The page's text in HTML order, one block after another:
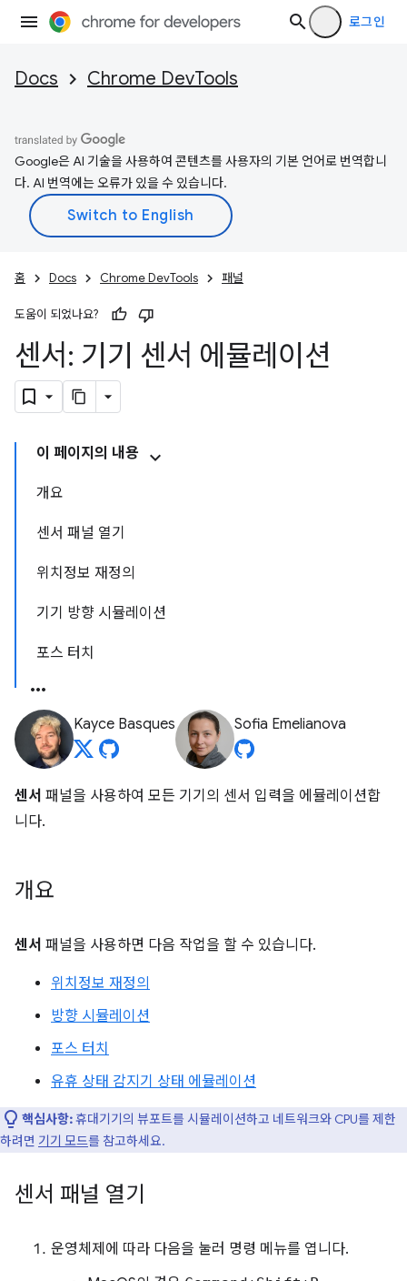
로그인
Docs Chrome DevTools
Google은 AI 기술을 사용하여 콘텐츠를 사용자의 기본 언어로 번역합니
다. AI 번역에는 오류가 있을 수 있습니다.
홈 Docs Chrome DevTools 패널
도움이 되었나요?
센서: 기기 센서 에뮬레이션
이 페이지의 내용
개요
센서 패널 열기
위치정보 재정의
기기 방향 시뮬레이션
포스 터치
Kayce Basques Sofia Emelianova
센서 패널을 사용하여 모든 기기의 센서 입력을 에뮬레이션합
니다.
개요
센서 패널을 사용하면 다음 작업을 할 수 있습니다.
위치정보 재정의
방향 시뮬레이션
포스 터치
유휴 상태 감지기 상태 에뮬레이션
핵심사항:휴대기기의 뷰포트를 시뮬레이션하고 네트워크와 CPU를 제한
하려면 기기 모드를 참고하세요.
센서 패널 열기
운영체제에 따라 다음을 눌러 명령 메뉴를 엽니다.